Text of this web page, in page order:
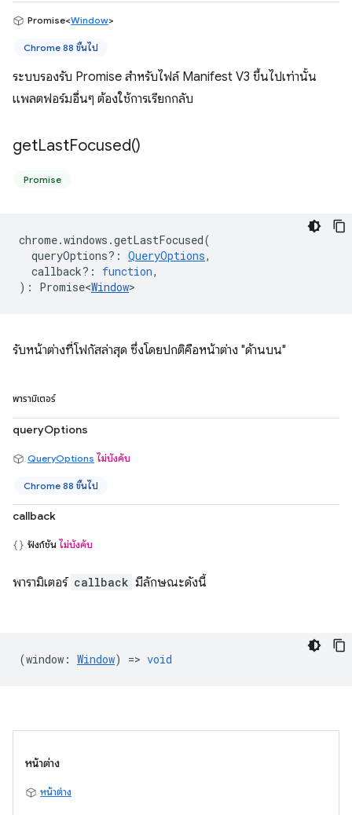
Promise<Window>
Chrome 88 ขึ้นไป
ระบบรองรับ Promise สำหรับไฟล์ Manifest V3 ขึ้นไปเท่านั้น
แพลตฟอร์มอื่นๆ ต้องใช้การเรียกกลับ
getLastFocused()
Promise
chrome.windows .getLastFocused(
queryOptions? : QueryOptions,
callback? : function,
) : Promise<Window>
รับหน้าต่างที่โฟกัสล่าสุด ซึ่งโดยปกติคือหน้าต่าง "ด้านบน"
พารามิเตอร์
queryOptions
QueryOptions ไม่บังคับ
Chrome 88 ขึ้นไป
callback
ฟังก์ชัน ไม่บังคับ
พารามิเตอร์ callback มีลักษณะดังนี้
(window : Window) => void
หน้าต่าง
หน้าต่าง